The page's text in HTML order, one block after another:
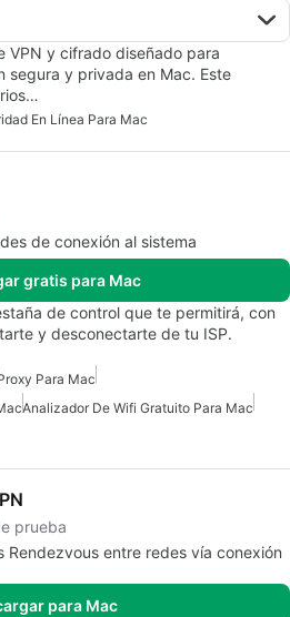
VPN y cifrado diseñado para
segura y privada en Mac. Este
En Línea Para Mac
de conexión al sistema
gratis para Mac
de control que te permitirá, con
y desconectarte de tu ISP.
Para Mac
Analizador De Wifi Gratuito Para Mac
prueba
Rendezvous entre redes vía conexión
para Mac